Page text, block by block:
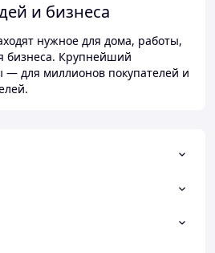
и бизнеса
нужное для дома, работы,
бизнеса. Крупнейший
— для миллионов покупателей и